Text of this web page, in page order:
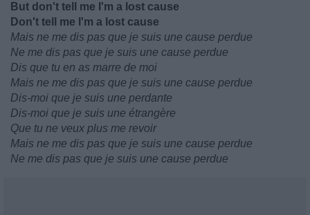
But don't tell me I'm a lost cause
Don't tell me I'm a lost cause
Mais ne me dis pas que je suis une cause perdue
Ne me dis pas que je suis une cause perdue
Dis que tu en as marre de moi
Mais ne me dis pas que je suis une cause perdue
Dis-moi que je suis une perdante
Dis-moi que je suis une étrangère
Que tu ne veux plus me revoir
Mais ne me dis pas que je suis une cause perdue
Ne me dis pas que je suis une cause perdue